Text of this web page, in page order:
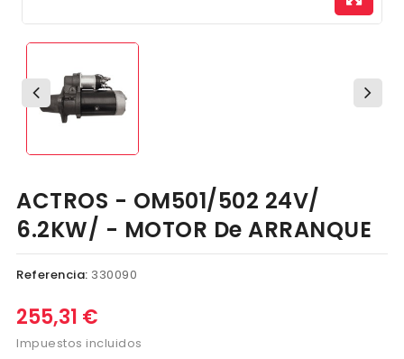
ACTROS - OM501/502 24V/
6.2KW/ - MOTOR De ARRANQUE
Referencia: 330090
255,31 €
Impuestos incluidos